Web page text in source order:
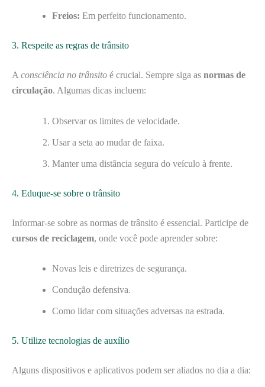
Freios: Em perfeito funcionamento.
3. Respeite as regras de trânsito
A consciência no trânsito é crucial. Sempre siga as normas de
circulação. Algumas dicas incluem:
Observar os limites de velocidade.
Usar a seta ao mudar de faixa.
Manter uma distância segura do veículo à frente.
4. Eduque-se sobre o trânsito
Informar-se sobre as normas de trânsito é essencial. Participe de
cursos de reciclagem, onde você pode aprender sobre:
Novas leis e diretrizes de segurança.
Condução defensiva.
Como lidar com situações adversas na estrada.
5. Utilize tecnologias de auxílio
Alguns dispositivos e aplicativos podem ser aliados no dia a dia: